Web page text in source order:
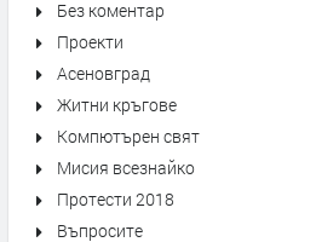
Без коментар
Проекти
Асеновград
Житни кръгове
Компютърен свят
Мисия всезнайко
Протести 2018
Въпросите